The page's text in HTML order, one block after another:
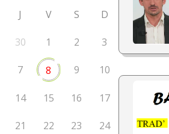
J V S D
30 1 2 3
7 8 9 10
14 15 16 17
21 22 23 24